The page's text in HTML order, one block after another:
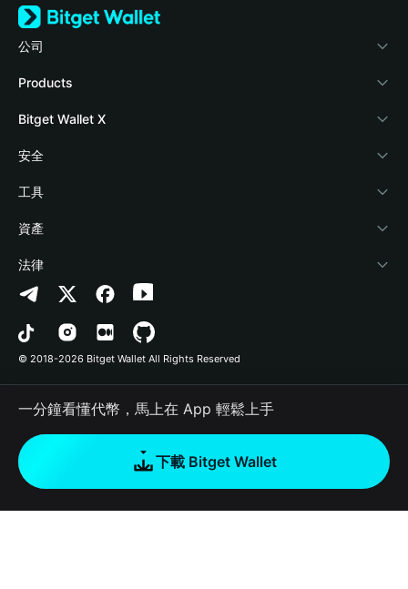
公司
關於 Bitget Wallet
部落格
學院
加密資訊
幫助中心
‌聯繫我們
品牌資源
工作機會
Products
Crypto Card
Stablecoin Earn
Payfi Crypto
Crypto Swap API
Altcoin Season Index
Prediction Markets
DApp
RWA
如何購買加密貨幣
Bitget Wallet X
開發者文件
連接錢包
Bitget Wallet Pay
合作上架
安全
風險保障基金
安全防護技術
工具
快捷買幣
授權檢測
合約檢測
批次轉帳
資產
Arbitrum
Avalanche
Bitcoin
Polygon
法律
隱私協議
用戶使用協議
© 2018-2026 Bitget Wallet All Rights Reserved
一分鐘看懂代幣，馬上在 App 輕鬆上手
下載 Bitget Wallet